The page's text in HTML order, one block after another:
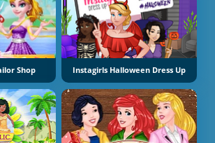
Shop Instagirls Halloween Dress Up